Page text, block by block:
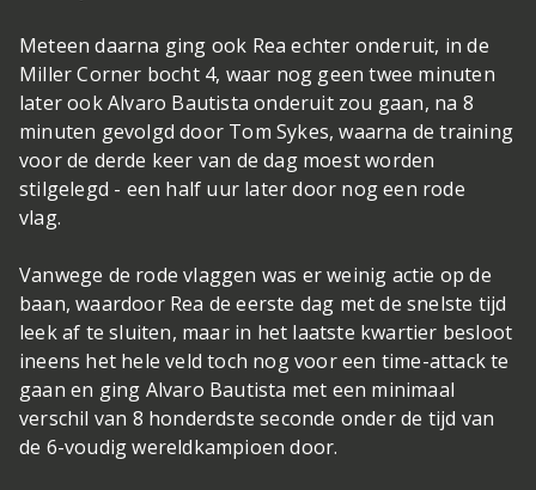
Meteen daarna ging ook Rea echter onderuit, in de
Miller Corner bocht 4, waar nog geen twee minuten
later ook Alvaro Bautista onderuit zou gaan, na 8
minuten gevolgd door Tom Sykes, waarna de training
voor de derde keer van de dag moest worden
stilgelegd - een half uur later door nog een rode
vlag.
Vanwege de rode vlaggen was er weinig actie op de
baan, waardoor Rea de eerste dag met de snelste tijd
leek af te sluiten, maar in het laatste kwartier besloot
ineens het hele veld toch nog voor een time-attack te
gaan en ging Alvaro Bautista met een minimaal
verschil van 8 honderdste seconde onder de tijd van
de 6-voudig wereldkampioen door.